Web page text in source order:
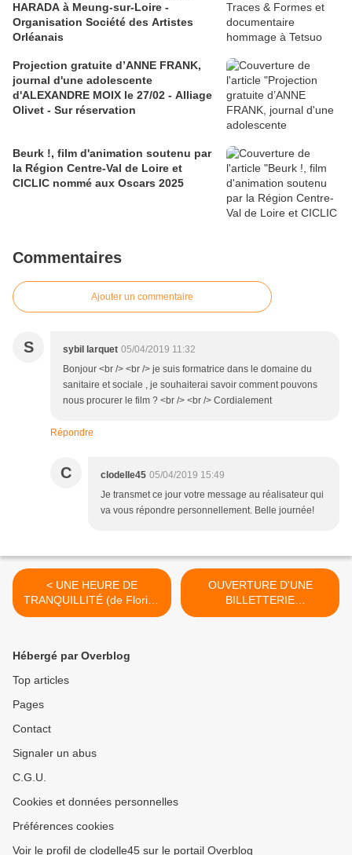
HARADA à Meung-sur-Loire -
Organisation Société des Artistes
Orléanais
Projection gratuite d’ANNE FRANK,
journal d'une adolescente
d'ALEXANDRE MOIX le 27/02 - Alliage
Olivet - Sur réservation
Beurk !, film d'animation soutenu par
la Région Centre-Val de Loire et
CICLIC nommé aux Oscars 2025
Commentaires
Ajouter un commentaire
S sybil larquet 05/04/2019 11:32
Bonjour <br /> <br /> je suis formatrice dans le domaine du
sanitaire et sociale , je souhaiterai savoir comment pouvons
nous procurer le film ? <br /> <br /> Cordialement
Répondre
C clodelle45 05/04/2019 15:49
Je transmet ce jour votre message au réalisateur qui
va vous répondre personnellement. Belle journée!
< UNE HEURE DE
TRANQUILLITÉ (de Florian
ZELLER), ...
OUVERTURE D'UNE
BILLETTERIE
PARTICIPATIVE pour le... >
Hébergé par Overblog
Top articles
Pages
Contact
Signaler un abus
C.G.U.
Cookies et données personnelles
Préférences cookies
Voir le profil de clodelle45 sur le portail Overblog